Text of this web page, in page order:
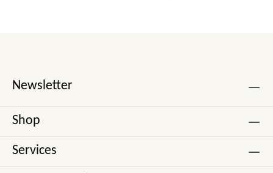
Newsletter
Shop
Services